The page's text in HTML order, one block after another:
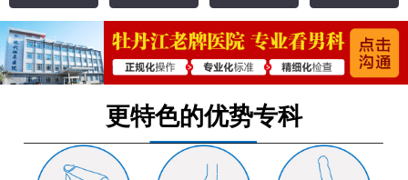
更特色的优势专科